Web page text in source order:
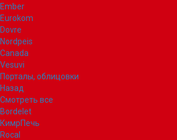
Ember
Eurokom
Dovre
Nordpeis
Canada
Vesuvi
Порталы, облицовки
Назад
Смотреть все
Bordelet
КимрПечь
Rocal